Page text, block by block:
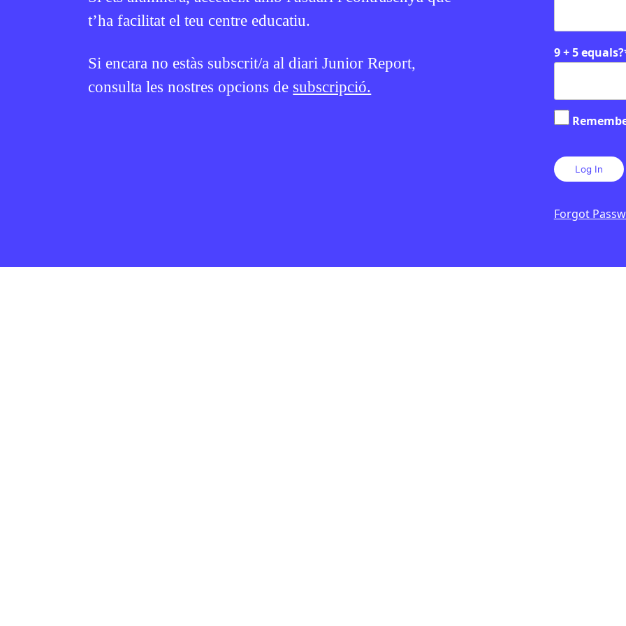
t’ha facilitat el teu centre educatiu.
Si encara no estàs subscrit/a al diari Junior Report,
consulta les nostres opcions de subscripció.
9 + 5 equals?
Forgot